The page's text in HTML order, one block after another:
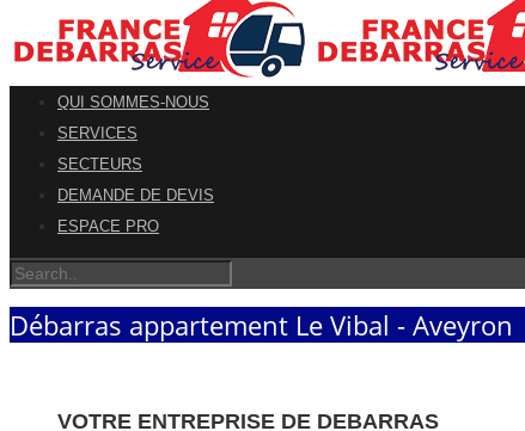
QUI SOMMES-NOUS
SERVICES
SECTEURS
DEMANDE DE DEVIS
ESPACE PRO
Débarras appartement Le Vibal - Aveyron
VOTRE ENTREPRISE DE DEBARRAS